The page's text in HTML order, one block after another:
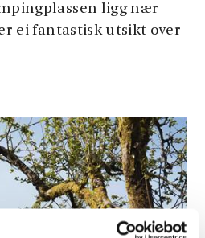
ligg nær
ei fantastisk utsikt over